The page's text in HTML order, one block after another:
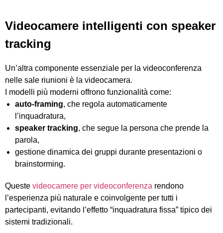
Videocamere intelligenti con speaker
tracking
Un’altra componente essenziale per la videoconferenza
nelle sale riunioni è la videocamera.
I modelli più moderni offrono funzionalità come:
auto-framing, che regola automaticamente
l’inquadratura,
speaker tracking, che segue la persona che prende la
parola,
gestione dinamica dei gruppi durante presentazioni o
brainstorming.
Queste videocamere per videoconferenza rendono
l’esperienza più naturale e coinvolgente per tutti i
partecipanti, evitando l’effetto “inquadratura fissa” tipico dei
sistemi tradizionali.